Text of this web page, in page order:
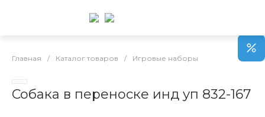
Главная / Каталог товаров / Игровые наборы
Собака в переноске инд уп 832-167